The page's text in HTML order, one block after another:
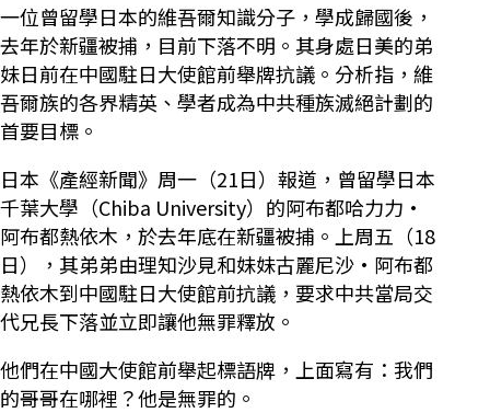
一位曾留學日本的維吾爾知識分子，學成歸國後，
去年於新疆被捕，目前下落不明。其身處日美的弟
妹日前在中國駐日大使館前舉牌抗議。分析指，維
吾爾族的各界精英、學者成為中共種族滅絕計劃的
首要目標。
日本《產經新聞》周一（21日）報道，曾留學日本
千葉大學（Chiba University）的阿布都哈力力·
阿布都熱依木，於去年底在新疆被捕。上周五（18
日），其弟弟由理知沙見和妹妹古麗尼沙·阿布都
熱依木到中國駐日大使館前抗議，要求中共當局交
代兄長下落並立即讓他無罪釋放。
他們在中國大使館前舉起標語牌，上面寫有：我們
的哥哥在哪裡？他是無罪的。